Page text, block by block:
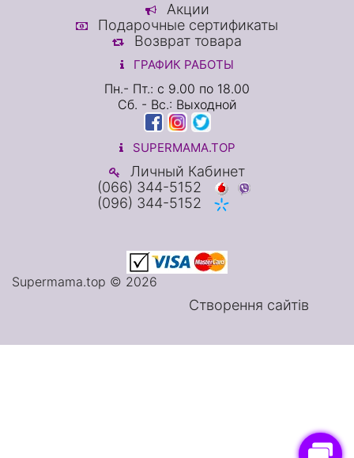
Акции
Подарочные сертификаты
Возврат товара
ГРАФИК РАБОТЫ
Пн.- Пт.: с 9.00 по 18.00
Сб. - Вс.: Выходной
SUPERMAMA.TOP
Личный Кабинет
(066) 344-5152
(096) 344-5152
Supermama.top © 2026
Створення сайтів